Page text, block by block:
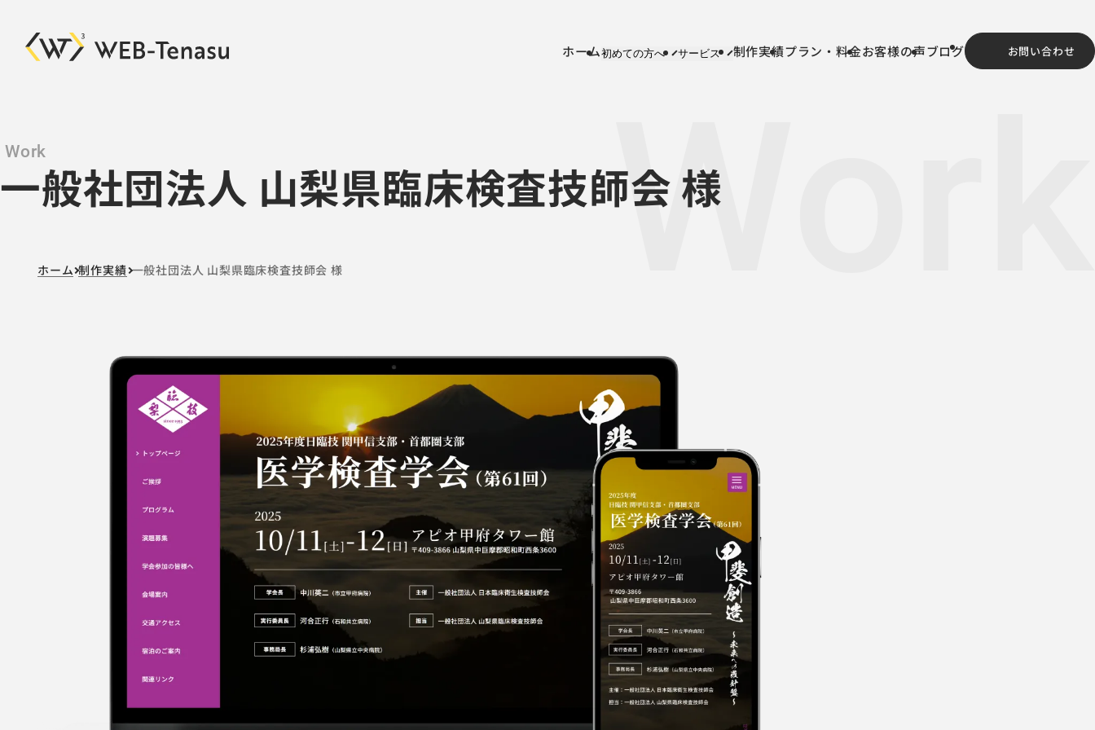
コ
テ
ホーム初めての方へ サービス 制作実績プラン・料金お客様の声ブログ お問い合わせ
一般社団法人 山梨県臨床検査技師会 様
ホーム 制作実績 一般社団法人 山梨県臨床検査技師会 様